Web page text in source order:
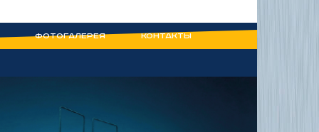
ФОТОГАЛЕРЕЯ КОНТАКТЫ